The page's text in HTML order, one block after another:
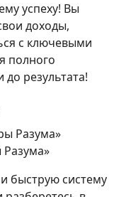
успеху! Вы
доходы,
с ключевыми
полного
результата!
Разума»
быструю систему